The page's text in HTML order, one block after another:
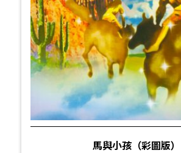
馬與小孩（彩圖版）